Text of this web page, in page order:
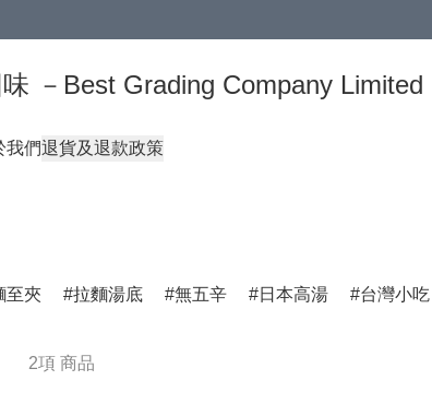
－Best Grading Company Limited
我們退貨及退款政策
至夾 拉麵湯底 無五辛 日本高湯 台灣小吃
2項 商品